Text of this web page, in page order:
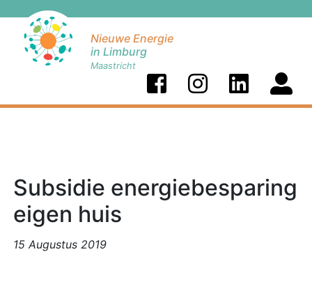
Nieuwe Energie
in Limburg
Maastricht
Subsidie energiebesparing
eigen huis
15 Augustus 2019